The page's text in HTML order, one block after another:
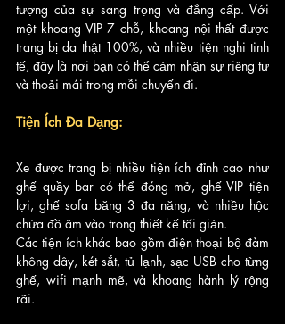
tượng của sự sang trọng và đẳng cấp. Với
một khoang VIP 7 chỗ, khoang nội thất được
trang bị da thật 100%, và nhiều tiện nghi tinh
tế, đây là nơi bạn có thể cảm nhận sự riêng tư
và thoải mái trong mỗi chuyến đi.
Tiện Ích Đa Dạng:
Xe được trang bị nhiều tiện ích đỉnh cao như
ghế quầy bar có thể đóng mở, ghế VIP tiện
lợi, ghế sofa băng 3 đa năng, và nhiều hộc
chứa đồ âm vào trong thiết kế tối giản.
Các tiện ích khác bao gồm điện thoại bộ đàm
không dây, két sắt, tủ lạnh, sạc USB cho từng
ghế, wifi mạnh mẽ, và khoang hành lý rộng
rãi.